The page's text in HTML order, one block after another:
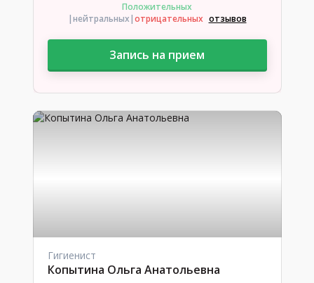
Положительных
|нейтральных|отрицательных отзывов
Запись на прием
Гигиенист
Копытина Ольга Анатольевна